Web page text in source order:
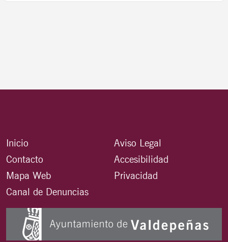
Inicio
Contacto
Mapa Web
Canal de Denuncias
Aviso Legal
Accesibilidad
Privacidad